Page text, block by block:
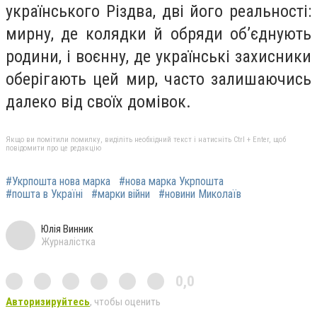
українського Різдва, дві його реальності:
мирну, де колядки й обряди об’єднують
родини, і воєнну, де українські захисники
оберігають цей мир, часто залишаючись
далеко від своїх домівок.
Якщо ви помітили помилку, виділіть необхідний текст і натисніть Ctrl + Enter, щоб
повідомити про це редакцію
#Укрпошта нова марка
#нова марка Укрпошта
#пошта в Україні
#марки війни #новини Миколаїв
Юлія Винник
Журналістка
0,0
Авторизируйтесь, чтобы оценить